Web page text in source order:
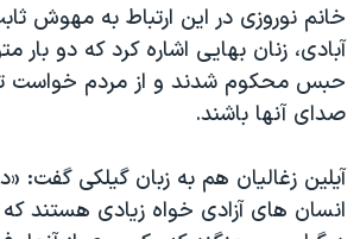
خانم نوروزی در این ارتباط به مهوش
حبس محکوم شدند و از مردم خواست
صدای آنها باشند.
آیلین زغالیان هم به زبان گیلکی گفت:‌
انسان های آزادی خواه زیادی هستند